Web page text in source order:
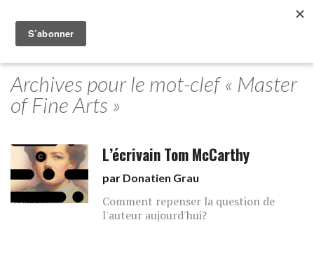
Archives pour le mot-clef « Master
of Fine Arts »
L’écrivain Tom McCarthy
par Donatien Grau
Comment repenser la question de
l'auteur aujourd'hui?